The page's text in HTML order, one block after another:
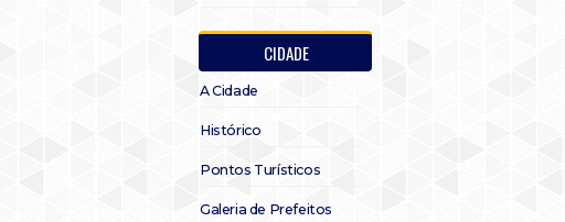
CIDADE
A Cidade
Histórico
Pontos Turísticos
Galeria de Prefeitos